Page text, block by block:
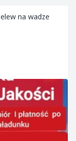
na wadze